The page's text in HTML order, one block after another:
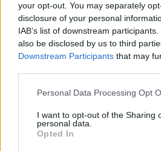
your opt-out. You may separately
disclosure of your personal
IAB’s list of downstream
also be disclosed by us to third
Downstream Participants that may
Personal Data Processing Opt
I want to opt-out of the Sharing
personal data.
Opted In
Eladó adatai
Eladó:
Cím:
18:00 óra